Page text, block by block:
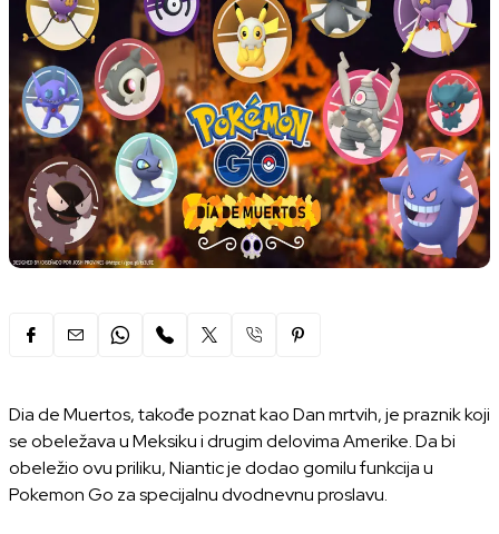
Dia de Muertos, takođe poznat kao Dan mrtvih, je praznik koji
se obeležava u Meksiku i drugim delovima Amerike.Da bi
obeležio ovu priliku, Niantic je dodao gomilu funkcija u
Pokemon Go za specijalnu dvodnevnu proslavu.